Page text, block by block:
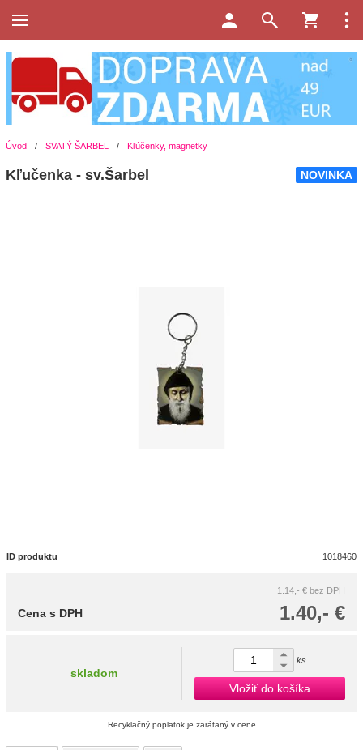
Úvod / SVATÝ ŠARBEL / Kľúčenky, magnetky
NOVINKA
Kľučenka - sv.Šarbel
ID produktu 1018460
1.14,- € bez DPH
1.40,- €
Cena s DPH
skladom
ks
Vložiť do košíka
Recyklačný poplatok je zarátaný v cene